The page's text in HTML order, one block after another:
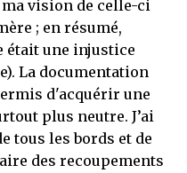
vision de celle-ci
; en résumé,
était une injustice
La documentation
d'acquérir une
plus neutre. J’ai
tous les bords et de
des recoupements